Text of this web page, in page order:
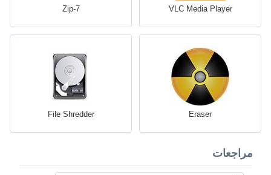
VLC Media Player
Eraser
File Shredder
مراجعات